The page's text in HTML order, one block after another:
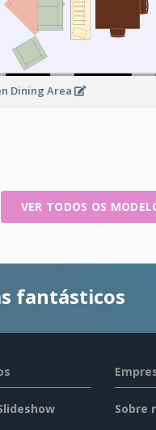
Dining Area
VER TODOS OS
fantásticos
Sobre